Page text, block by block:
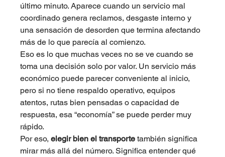
último minuto. Aparece cuando un servicio mal
coordinado genera reclamos, desgaste interno y
una sensación de desorden que termina afectando
más de lo que parecía al comienzo.
Eso es lo que muchas veces no se ve cuando se
toma una decisión solo por valor. Un servicio más
económico puede parecer conveniente al inicio,
pero si no tiene respaldo operativo, equipos
atentos, rutas bien pensadas o capacidad de
respuesta, esa “economía” se puede perder muy
rápido.
Por eso, elegir bien el transporte también significa
mirar más allá del número. Significa entender qué